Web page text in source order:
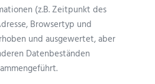
(z.B. Zeitpunkt des
Browsertyp und
und ausgewertet, aber
Datenbeständen